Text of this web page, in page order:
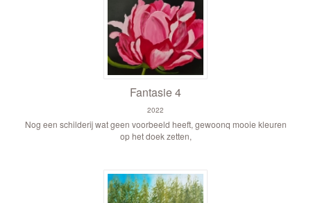
Fantasie 4
2022
Nog een schilderij wat geen voorbeeld heeft, gewoonq mooie kleuren
op het doek zetten,